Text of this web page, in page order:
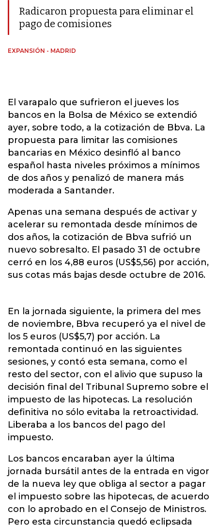
Radicaron propuesta para eliminar el
pago de comisiones
EXPANSIÓN - MADRID
El varapalo que sufrieron el jueves los
bancos en la Bolsa de México se extendió
ayer, sobre todo, a la cotización de Bbva. La
propuesta para limitar las comisiones
bancarias en México desinfló al banco
español hasta niveles próximos a mínimos
de dos años y penalizó de manera más
moderada a Santander.
Apenas una semana después de activar y
acelerar su remontada desde mínimos de
dos años, la cotización de Bbva sufrió un
nuevo sobresalto. El pasado 31 de octubre
cerró en los 4,88 euros (US$5,56) por acción,
sus cotas más bajas desde octubre de 2016.
En la jornada siguiente, la primera del mes
de noviembre, Bbva recuperó ya el nivel de
los 5 euros (US$5,7) por acción. La
remontada continuó en las siguientes
sesiones, y contó esta semana, como el
resto del sector, con el alivio que supuso la
decisión final del Tribunal Supremo sobre el
impuesto de las hipotecas. La resolución
definitiva no sólo evitaba la retroactividad.
Liberaba a los bancos del pago del
impuesto.
Los bancos encaraban ayer la última
jornada bursátil antes de la entrada en vigor
de la nueva ley que obliga al sector a pagar
el impuesto sobre las hipotecas, de acuerdo
con lo aprobado en el Consejo de Ministros.
Pero esta circunstancia quedó eclipsada